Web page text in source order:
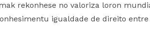
rekonhese no valoriza loron
igualdade de direito entre